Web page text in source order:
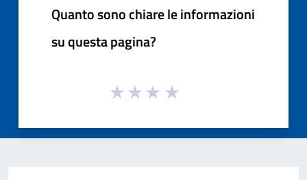
Quanto sono chiare le informazioni
su questa pagina?